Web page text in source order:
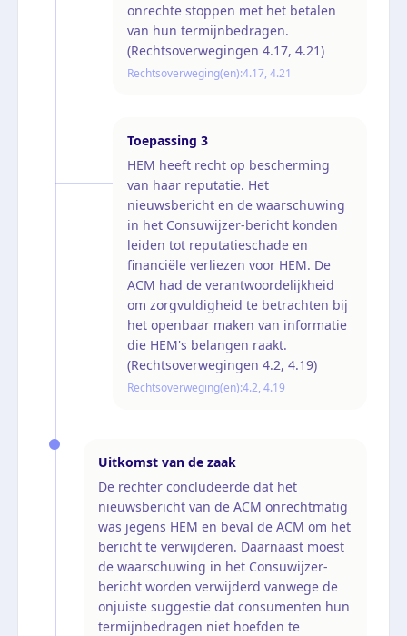
onrechte stoppen met het betalen
van hun termijnbedragen.
(Rechtsoverwegingen 4.17, 4.21)
Rechtsoverweging(en):4.17, 4.21
Toepassing 3
HEM heeft recht op bescherming
van haar reputatie. Het
nieuwsbericht en de waarschuwing
in het Consuwijzer-bericht konden
leiden tot reputatieschade en
financiële verliezen voor HEM. De
ACM had de verantwoordelijkheid
om zorgvuldigheid te betrachten bij
het openbaar maken van informatie
die HEM's belangen raakt.
(Rechtsoverwegingen 4.2, 4.19)
Rechtsoverweging(en):4.2, 4.19
Uitkomst van de zaak
De rechter concludeerde dat het
nieuwsbericht van de ACM onrechtmatig
was jegens HEM en beval de ACM om het
bericht te verwijderen. Daarnaast moest
de waarschuwing in het Consuwijzer-
bericht worden verwijderd vanwege de
onjuiste suggestie dat consumenten hun
termijnbedragen niet hoefden te